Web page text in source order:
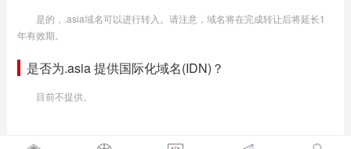
是的，.asia域名可以进行转入。请注意，域名将在完成转让后将延长1
年有效期。
是否为.asia 提供国际化域名(IDN)？
目前不提供。